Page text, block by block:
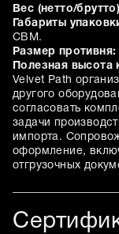
Вес (нетто/
Габариты
CBM.
Размер противня:
Полезная высота
Velvet Path
другого
согласовать
задачи
импорта.
оформление,
отгрузочных